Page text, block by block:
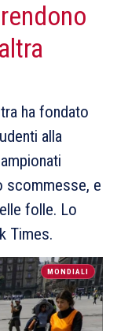
ha fondato
alla
scommesse, e
folle. Lo
Times.
MONDIALI